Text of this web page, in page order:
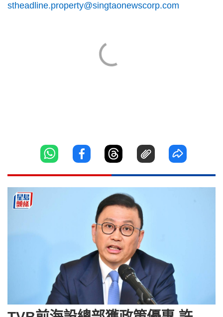
stheadline.property@singtaonewscorp.com